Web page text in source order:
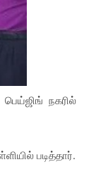
நகரில்
படித்தார்.